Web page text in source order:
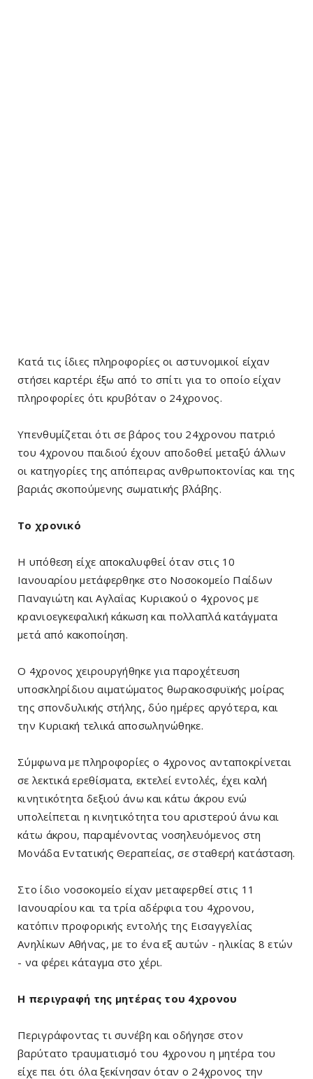
Κατά τις ίδιες πληροφορίες οι αστυνομικοί είχαν
στήσει καρτέρι έξω από το σπίτι για το οποίο είχαν
πληροφορίες ότι κρυβόταν ο 24χρονος.
Υπενθυμίζεται ότι σε βάρος του 24χρονου πατριό
του 4χρονου παιδιού έχουν αποδοθεί μεταξύ άλλων
οι κατηγορίες της απόπειρας ανθρωποκτονίας και της
βαριάς σκοπούμενης σωματικής βλάβης.
Το χρονικό
Η υπόθεση είχε αποκαλυφθεί όταν στις 10
Ιανουαρίου μετάφερθηκε στο Νοσοκομείο Παίδων
Παναγιώτη και Αγλαΐας Κυριακού ο 4χρονος με
κρανιοεγκεφαλική κάκωση και πολλαπλά κατάγματα
μετά από κακοποίηση.
Ο 4χρονος χειρουργήθηκε για παροχέτευση
υποσκληρίδιου αιματώματος θωρακοσφυϊκής μοίρας
της σπονδυλικής στήλης, δύο ημέρες αργότερα, και
την Κυριακή τελικά αποσωληνώθηκε.
Σύμφωνα με πληροφορίες ο 4χρονος ανταποκρίνεται
σε λεκτικά ερεθίσματα, εκτελεί εντολές, έχει καλή
κινητικότητα δεξιού άνω και κάτω άκρου ενώ
υπολείπεται η κινητικότητα του αριστερού άνω και
κάτω άκρου, παραμένοντας νοσηλευόμενος στη
Μονάδα Εντατικής Θεραπείας, σε σταθερή κατάσταση.
Στο ίδιο νοσοκομείο είχαν μεταφερθεί στις 11
Ιανουαρίου και τα τρία αδέρφια του 4χρονου,
κατόπιν προφορικής εντολής της Εισαγγελίας
Ανηλίκων Αθήνας, με το ένα εξ αυτών - ηλικίας 8 ετών
- να φέρει κάταγμα στο χέρι.
Η περιγραφή της μητέρας του 4χρονου
Περιγράφοντας τι συνέβη και οδήγησε στον
βαρύτατο τραυματισμό του 4χρονου η μητέρα του
είχε πει ότι όλα ξεκίνησαν όταν ο 24χρονος την